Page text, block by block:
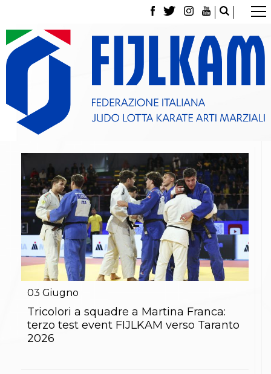
La Federazione
Tesseramento
Contatti
Norme e modulistica Affiliazioni e Tesseramenti
Classifica Società Sportive con più di 100 atleti
tesserati
Gare e Risultati
Archivio eventi
Dove siamo
Media
Partners
Trasparenza
Judo
La disciplina
News
Attività Didattica
Gare e Risultati
Albi Federali
Lotta
La disciplina
News
03 Giugno
Tricolori a squadre a Martina Franca:
terzo test event FIJLKAM verso Taranto
2026